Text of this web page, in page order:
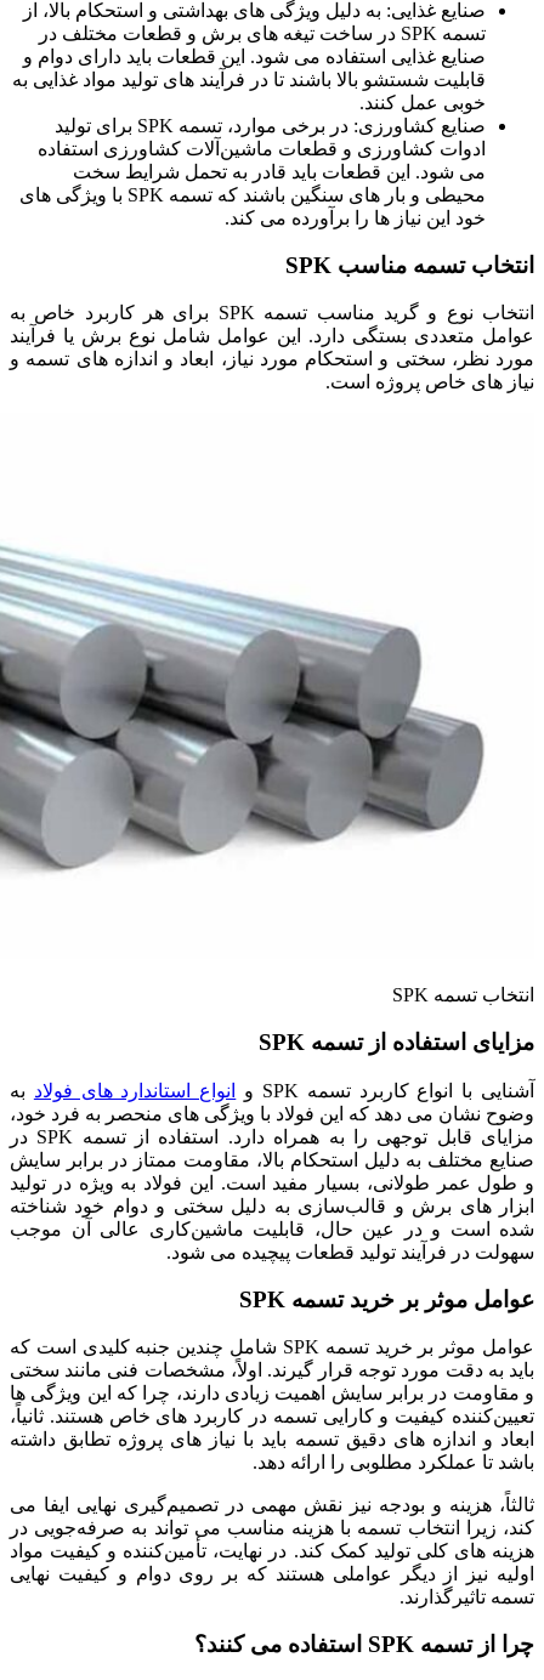
صنایع غذایی: به دلیل ویژگی ‌های بهداشتی و استحکام بالا، از
تسمه SPK در ساخت تیغه‌ های برش و قطعات مختلف در
صنایع غذایی استفاده می ‌شود. این قطعات باید دارای دوام و
قابلیت شستشو بالا باشند تا در فرآیند های تولید مواد غذایی به
خوبی عمل کنند.
صنایع کشاورزی: در برخی موارد، تسمه SPK برای تولید
ادوات کشاورزی و قطعات ماشین‌آلات کشاورزی استفاده
می ‌شود. این قطعات باید قادر به تحمل شرایط سخت
محیطی و بار های سنگین باشند که تسمه SPK با ویژگی‌ های
خود این نیاز ها را برآورده می‌ کند.
انتخاب تسمه مناسب SPK
انتخاب نوع و گرید مناسب تسمه SPK برای هر کاربرد خاص به
عوامل متعددی بستگی دارد. این عوامل شامل نوع برش یا فرآیند
مورد نظر، سختی و استحکام مورد نیاز، ابعاد و اندازه ‌های تسمه و
نیاز های خاص پروژه است.
انتخاب تسمه SPK
مزایای استفاده از تسمه SPK
آشنایی با انواع کاربرد تسمه SPK و انواع استاندارد های فولاد به
وضوح نشان می ‌دهد که این فولاد با ویژگی‌ های منحصر به فرد خود،
مزایای قابل توجهی را به همراه دارد. استفاده از تسمه SPK در
صنایع مختلف به دلیل استحکام بالا، مقاومت ممتاز در برابر سایش
و طول عمر طولانی، بسیار مفید است. این فولاد به ویژه در تولید
ابزار های برش و قالب‌سازی به دلیل سختی و دوام خود شناخته
شده است و در عین حال، قابلیت ماشین‌کاری عالی آن موجب
سهولت در فرآیند تولید قطعات پیچیده می‌ شود.
عوامل موثر بر خرید تسمه SPK
عوامل موثر بر خرید تسمه SPK شامل چندین جنبه کلیدی است که
باید به دقت مورد توجه قرار گیرند. اولاً، مشخصات فنی مانند سختی
و مقاومت در برابر سایش اهمیت زیادی دارند، چرا که این ویژگی ‌ها
تعیین‌کننده کیفیت و کارایی تسمه در کاربرد های خاص هستند. ثانیاً،
ابعاد و اندازه‌ های دقیق تسمه باید با نیاز های پروژه تطابق داشته
باشد تا عملکرد مطلوبی را ارائه دهد.
ثالثاً، هزینه و بودجه نیز نقش مهمی در تصمیم‌گیری نهایی ایفا می
‌کند، زیرا انتخاب تسمه با هزینه مناسب می ‌تواند به صرفه‌جویی در
هزینه ‌های کلی تولید کمک کند. در نهایت، تأمین‌کننده و کیفیت مواد
اولیه نیز از دیگر عواملی هستند که بر روی دوام و کیفیت نهایی
تسمه تاثیرگذارند.
چرا از تسمه SPK استفاده می کنند؟